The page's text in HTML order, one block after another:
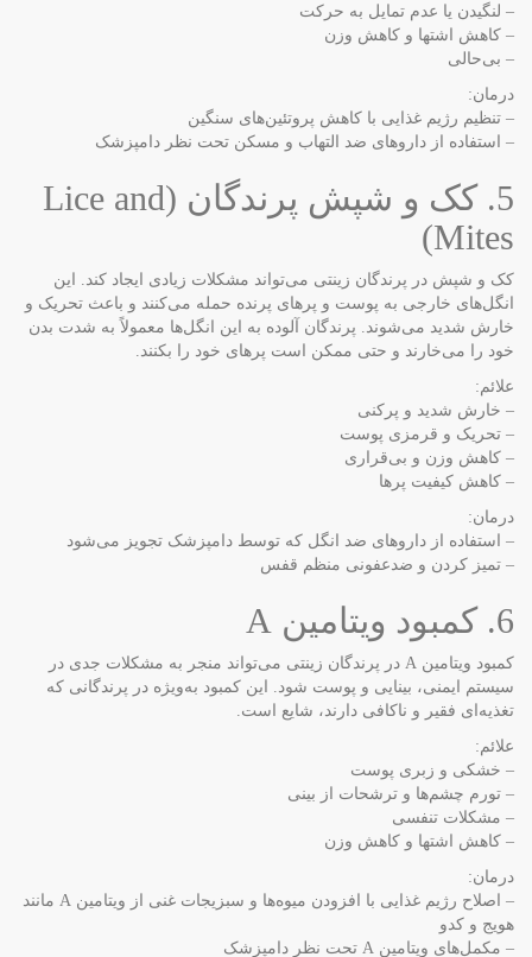
– لنگیدن یا عدم تمایل به حرکت
– کاهش اشتها و کاهش وزن
– بی‌حالی
درمان:
– تنظیم رژیم غذایی با کاهش پروتئین‌های سنگین
– استفاده از داروهای ضد التهاب و مسکن تحت نظر دامپزشک
5. کک و شپش پرندگان (Lice and
Mites)
کک و شپش در پرندگان زینتی می‌تواند مشکلات زیادی ایجاد کند. این
انگل‌های خارجی به پوست و پرهای پرنده حمله می‌کنند و باعث تحریک و
خارش شدید می‌شوند. پرندگان آلوده به این انگل‌ها معمولاً به شدت بدن
خود را می‌خارند و حتی ممکن است پرهای خود را بکنند.
علائم:
– خارش شدید و پرکنی
– تحریک و قرمزی پوست
– کاهش وزن و بی‌قراری
– کاهش کیفیت پرها
درمان:
– استفاده از داروهای ضد انگل که توسط دامپزشک تجویز می‌شود
– تمیز کردن و ضدعفونی منظم قفس
6. کمبود ویتامین A
کمبود ویتامین A در پرندگان زینتی می‌تواند منجر به مشکلات جدی در
سیستم ایمنی، بینایی و پوست شود. این کمبود به‌ویژه در پرندگانی که
تغذیه‌ای فقیر و ناکافی دارند، شایع است.
علائم:
– خشکی و زبری پوست
– تورم چشم‌ها و ترشحات از بینی
– مشکلات تنفسی
– کاهش اشتها و کاهش وزن
درمان:
– اصلاح رژیم غذایی با افزودن میوه‌ها و سبزیجات غنی از ویتامین A مانند
هویج و کدو
– مکمل‌های ویتامین A تحت نظر دامپزشک